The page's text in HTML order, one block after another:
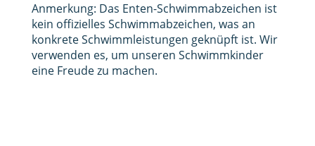
Anmerkung: Das Enten-Schwimmabzeichen ist
kein offizielles Schwimmabzeichen, was an
konkrete Schwimmleistungen geknüpft ist. Wir
verwenden es, um unseren Schwimmkinder
eine Freude zu machen.